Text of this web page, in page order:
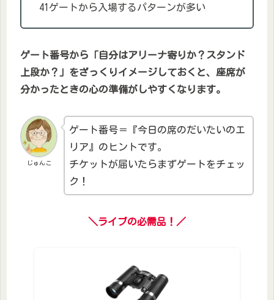
41ゲートから入場するパターンが多い
ゲート番号から「自分はアリーナ寄りか？スタンド
上段か？」をざっくりイメージしておくと、座席が
分かったときの心の準備がしやすくなります。
じゅんこ
ゲート番号＝『今日の席のだいたいのエ
リア』のヒントです。
チケットが届いたらまずゲートをチェッ
ク！
＼ライブの必需品！／